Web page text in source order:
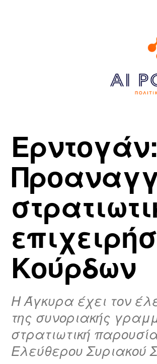
Ερντογάν:
Κούρδων
Η Άγκυρα έχει τον
της συνοριακής
στρατιωτική
Ελεύθερου Συριακού